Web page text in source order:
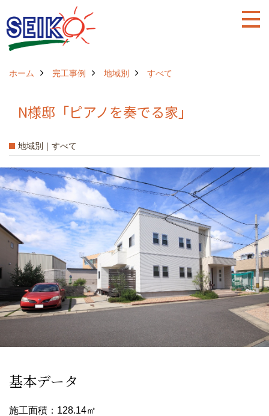
ホーム 完工事例 地域別 すべて
N様邸「ピアノを奏でる家」
地域別｜すべて
基本データ
施工面積：128.14㎡